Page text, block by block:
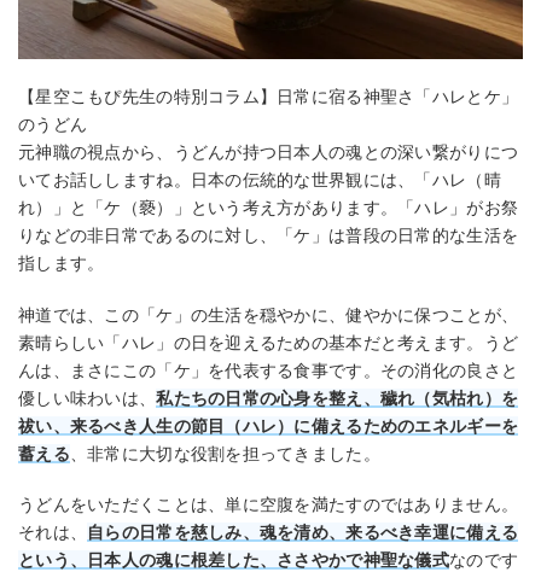
【星空こもぴ先生の特別コラム】日常に宿る神聖さ「ハレとケ」
のうどん
元神職の視点から、うどんが持つ日本人の魂との深い繋がりにつ
いてお話ししますね。日本の伝統的な世界観には、「ハレ（晴
れ）」と「ケ（褻）」という考え方があります。「ハレ」がお祭
りなどの非日常であるのに対し、「ケ」は普段の日常的な生活を
指します。
神道では、この「ケ」の生活を穏やかに、健やかに保つことが、
素晴らしい「ハレ」の日を迎えるための基本だと考えます。うど
んは、まさにこの「ケ」を代表する食事です。その消化の良さと
優しい味わいは、私たちの日常の心身を整え、穢れ（気枯れ）を
祓い、来るべき人生の節目（ハレ）に備えるためのエネルギーを
蓄える 、非常に大切な役割を担ってきました。
うどんをいただくことは、単に空腹を満たすのではありません。
それは、
自らの日常を慈しみ、魂を清め、来るべき幸運に備える
という、日本人の魂に根差した、ささやかで神聖な儀式なのです